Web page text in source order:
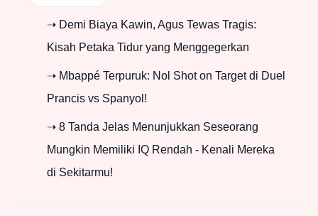
➝ Demi Biaya Kawin, Agus Tewas Tragis:
Kisah Petaka Tidur yang Menggegerkan
➝ Mbappé Terpuruk: Nol Shot on Target di Duel
Prancis vs Spanyol!
➝ 8 Tanda Jelas Menunjukkan Seseorang
Mungkin Memiliki IQ Rendah - Kenali Mereka
di Sekitarmu!